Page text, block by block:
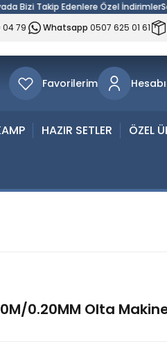
Takip Edenlere Özel İndirimler
04 79 Whatsapp 0507 625 01 61
Favorilerim
HAZIR SETLER ÖZEL
0.20MM Olta